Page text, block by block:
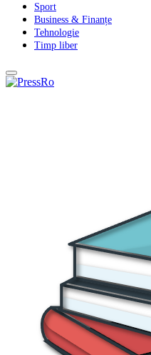
Sport
Business & Finanțe
Tehnologie
Timp liber